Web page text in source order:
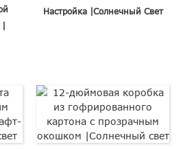
|
Настройка |Солнечный Свет